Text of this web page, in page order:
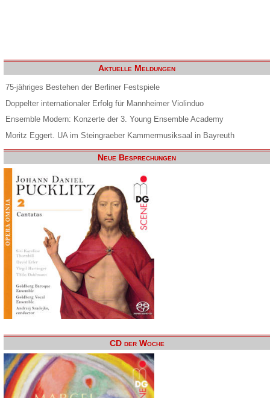
Aktuelle Meldungen
75-jähriges Bestehen der Berliner Festspiele
Doppelter internationaler Erfolg für Mannheimer Violinduo
Ensemble Modern: Konzerte der 3. Young Ensemble Academy
Moritz Eggert. UA im Steingraeber Kammermusiksaal in Bayreuth
Neue Besprechungen
CD der Woche